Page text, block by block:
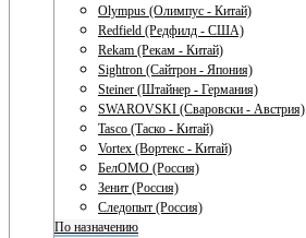
Olympus (Олимпус - Китай)
Redfield (Редфилд - США)
Rekam (Рекам - Китай)
Sightron (Сайтрон - Япония)
Steiner (Штайнер - Германия)
SWAROVSKI (Сваровски - Австрия)
Tasco (Таско - Китай)
Vortex (Вортекс - Китай)
БелОМО (Россия)
Зенит (Россия)
Следопыт (Россия)
По назначению